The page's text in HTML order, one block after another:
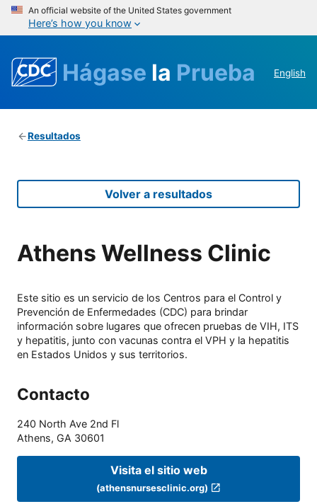
An official website of the United States government
Here’s how you know
Hágase la Prueba English
Resultados
Volver a resultados
Athens Wellness Clinic
Este sitio es un servicio de los Centros para el Control y
Prevención de Enfermedades (CDC) para brindar
información sobre lugares que ofrecen pruebas de VIH, ITS
y hepatitis, junto con vacunas contra el VPH y la hepatitis
en Estados Unidos y sus territorios.
Contacto
240 North Ave 2nd Fl
Athens, GA 30601
Visita el sitio web
(athensnursesclinic.org)